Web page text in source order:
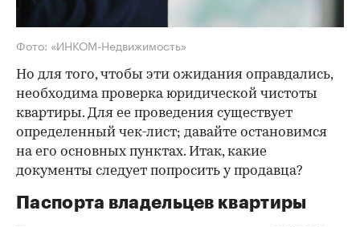
Фото: «ИНКОМ-Недвижимость»
Но для того, чтобы эти ожидания оправдались,
необходима проверка юридической чистоты
квартиры. Для ее проведения существует
определенный чек-лист; давайте остановимся
на его основных пунктах. Итак, какие
документы следует попросить у продавца?
Паспорта владельцев квартиры